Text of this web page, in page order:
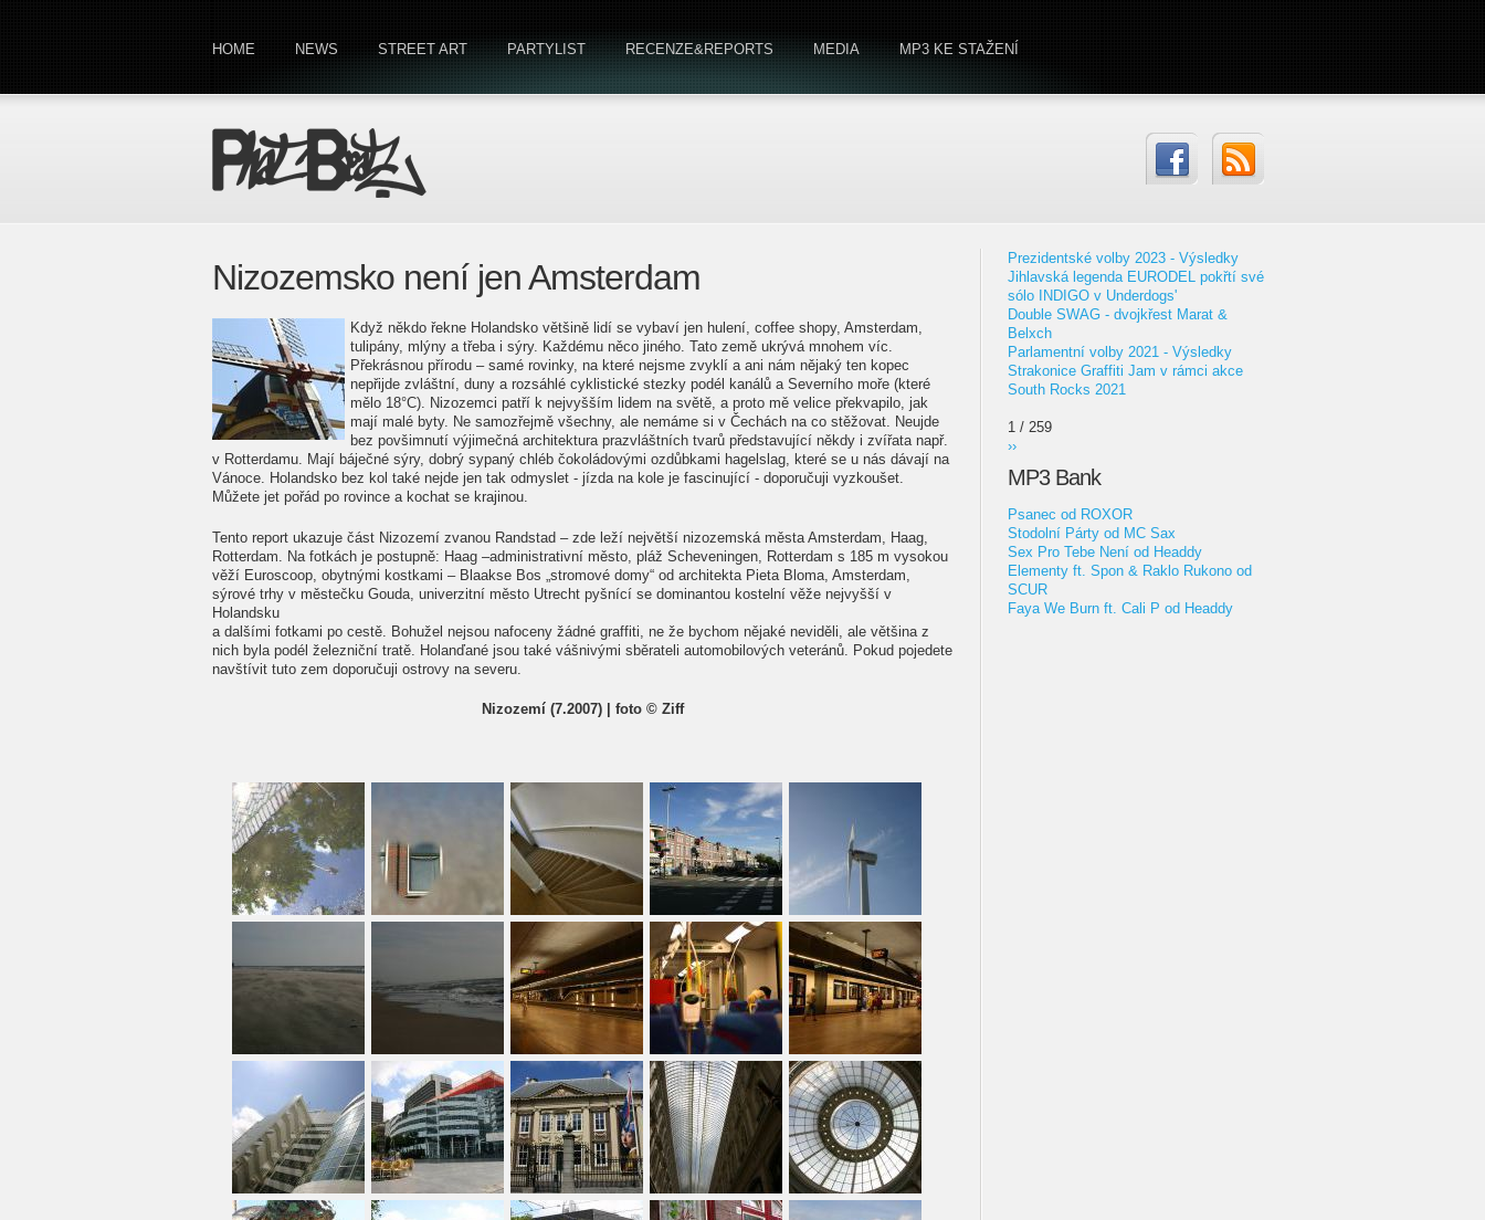
HOME NEWS STREET ART PARTYLIST RECENZE&REPORTS MEDIA MP3 KE STAŽENÍ
Nizozemsko není jen Amsterdam
Když někdo řekne Holandsko většině lidí se vybaví jen hulení, coffee shopy, Amsterdam,
tulipány, mlýny a třeba i sýry. Každému něco jiného. Tato země ukrývá mnohem víc.
Překrásnou přírodu – samé rovinky, na které nejsme zvyklí a ani nám nějaký ten kopec
nepřijde zvláštní, duny a rozsáhlé cyklistické stezky podél kanálů a Severního moře (které
mělo 18°C). Nizozemci patří k nejvyšším lidem na světě, a proto mě velice překvapilo, jak
mají malé byty. Ne samozřejmě všechny, ale nemáme si v Čechách na co stěžovat. Neujde
bez povšimnutí výjimečná architektura prazvláštních tvarů představující někdy i zvířata např.
v Rotterdamu. Mají báječné sýry, dobrý sypaný chléb čokoládovými ozdůbkami hagelslag, které se u nás dávají na
Vánoce. Holandsko bez kol také nejde jen tak odmyslet - jízda na kole je fascinující - doporučuji vyzkoušet.
Můžete jet pořád po rovince a kochat se krajinou.
Tento report ukazuje část Nizozemí zvanou Randstad – zde leží největší nizozemská města Amsterdam, Haag,
Rotterdam. Na fotkách je postupně: Haag –administrativní město, pláž Scheveningen, Rotterdam s 185 m vysokou
věží Euroscoop, obytnými kostkami – Blaakse Bos „stromové domy“ od architekta Pieta Bloma, Amsterdam,
sýrové trhy v městečku Gouda, univerzitní město Utrecht pyšnící se dominantou kostelní věže nejvyšší v
Holandsku
a dalšími fotkami po cestě. Bohužel nejsou nafoceny žádné graffiti, ne že bychom nějaké neviděli, ale většina z
nich byla podél železniční tratě. Holanďané jsou také vášnivými sběrateli automobilových veteránů. Pokud pojedete
navštívit tuto zem doporučuji ostrovy na severu.
Nizozemí (7.2007) | foto © Ziff
Prezidentské volby 2023 - Výsledky
Jihlavská legenda EURODEL pokřtí své
sólo INDIGO v Underdogs'
Double SWAG - dvojkřest Marat &
Belxch
Parlamentní volby 2021 - Výsledky
Strakonice Graffiti Jam v rámci akce
South Rocks 2021
1 / 259
››
MP3 Bank
Psanec od ROXOR
Stodolní Párty od MC Sax
Sex Pro Tebe Není od Headdy
Elementy ft. Spon & Raklo Rukono od
SCUR
Faya We Burn ft. Cali P od Headdy